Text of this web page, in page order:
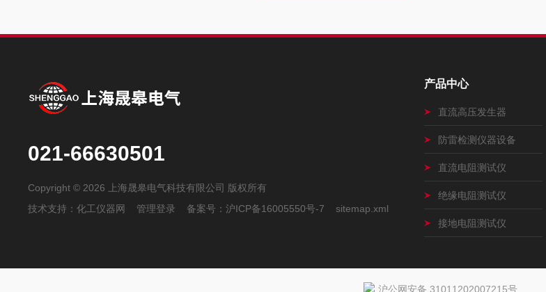
021-66630501
Copyright © 2026 上海晟皋电气科技有限公司 版权所有
技术支持：化工仪器网 管理登录 备案号：沪ICP备16005550号-7 sitemap.xml
产品中心
直流高压发生器
防雷检测仪器设备
直流电阻测试仪
绝缘电阻测试仪
接地电阻测试仪
沪公网安备 31011202007215号